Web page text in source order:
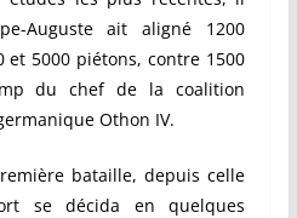
Auguste ait aligné 1200
et 5000 piétons, contre 1500
du chef de la coalition
Othon IV.
bataille, depuis celle
se décida en quelques